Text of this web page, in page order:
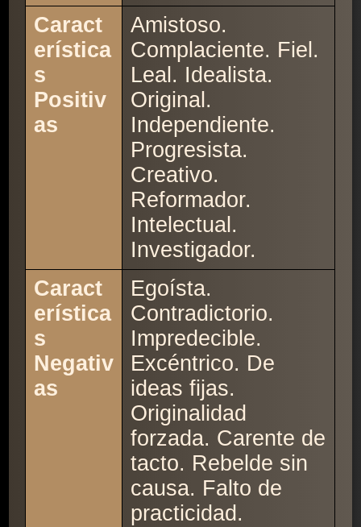
Caract
erística
s
Positiv
as
Amistoso.
Complaciente. Fiel.
Leal. Idealista.
Original.
Independiente.
Progresista.
Creativo.
Reformador.
Intelectual.
Investigador.
Caract
erística
s
Negativ
as
Egoísta.
Contradictorio.
Impredecible.
Excéntrico. De
ideas fijas.
Originalidad
forzada. Carente de
tacto. Rebelde sin
causa. Falto de
practicidad.